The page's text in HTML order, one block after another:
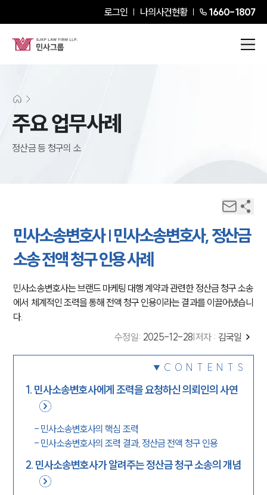
로그인 나의사건현황 1660-1807
주요 업무사례
정산금 등 청구의 소
민사소송변호사 | 민사소송변호사, 정산금
소송 전액 청구 인용 사례
민사소송변호사는 브랜드 마케팅 대행 계약과 관련한 정산금 청구 소송
에서 체계적인 조력을 통해 전액 청구 인용이라는 결과를 이끌어냈습니
다.
수정일: 2025-12-28 저자 : 김국일
CONTENTS
1. 민사소송변호사에게 조력을 요청하신 의뢰인의 사연
- 민사소송변호사의 핵심 조력
- 민사소송변호사의 조력 결과, 정산금 전액 청구 인용
2. 민사소송변호사가 알려주는 정산금 청구 소송의 개념